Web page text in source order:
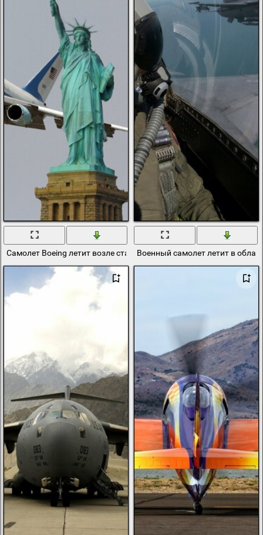
Самолет Boeing летит возле статуи свободыВоенный самолет летит в